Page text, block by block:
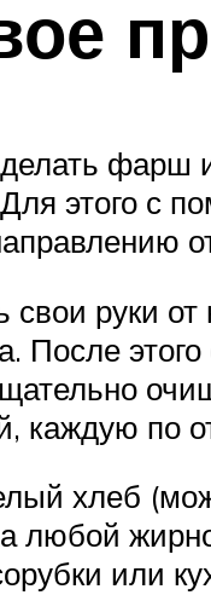
фарш
этого с
руки от
После
каждую по
хлеб
любой
или